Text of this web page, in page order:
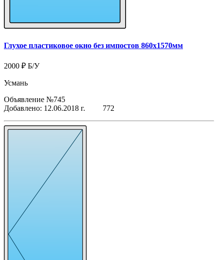
Глухое пластиковое окно без импостов 860x1570мм
2000 ₽ Б/У
Усмань
Объявление №745
Добавлено: 12.06.2018 г.
772